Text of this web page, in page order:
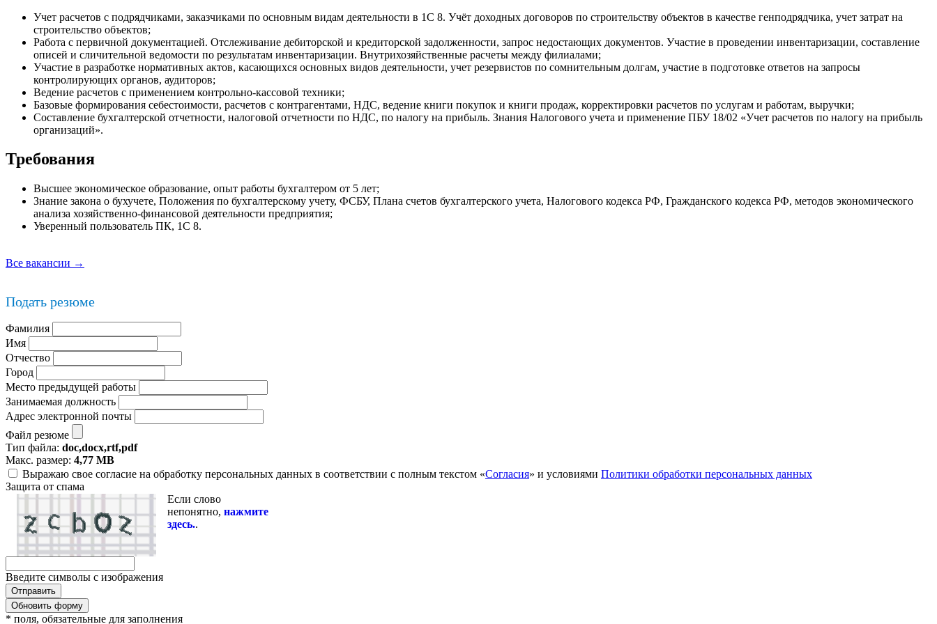
Учет расчетов с подрядчиками, заказчиками по основным видам деятельности в 1С 8. Учёт доходных договоров по строительству объектов в качестве генподрядчика, учет затрат на
строительство объектов;
Работа с первичной документацией. Отслеживание дебиторской и кредиторской задолженности, запрос недостающих документов. Участие в проведении инвентаризации, составление
описей и сличительной ведомости по результатам инвентаризации. Внутрихозяйственные расчеты между филиалами;
Участие в разработке нормативных актов, касающихся основных видов деятельности, учет резервистов по сомнительным долгам, участие в подготовке ответов на запросы
контролирующих органов, аудиторов;
Ведение расчетов с применением контрольно-кассовой техники;
Базовые формирования себестоимости, расчетов с контрагентами, НДС, ведение книги покупок и книги продаж, корректировки расчетов по услугам и работам, выручки;
Составление бухгалтерской отчетности, налоговой отчетности по НДС, по налогу на прибыль. Знания Налогового учета и применение ПБУ 18/02 «Учет расчетов по налогу на прибыль
организаций».
Требования
Высшее экономическое образование, опыт работы бухгалтером от 5 лет;
Знание закона о бухучете, Положения по бухгалтерскому учету, ФСБУ, Плана счетов бухгалтерского учета, Налогового кодекса РФ, Гражданского кодекса РФ, методов экономического
анализа хозяйственно-финансовой деятельности предприятия;
Уверенный пользователь ПК, 1С 8.
Все вакансии →
Подать резюме
Фамилия
Имя
Отчество
Город
Место предыдущей работы
Занимаемая должность
Адрес электронной почты
Файл резюме
Тип файла: doc,docx,rtf,pdf
Макс. размер: 4,77 MB
Выражаю свое согласие на обработку персональных данных в соответствии с полным текстом «Согласия» и условиями Политики обработки персональных данных
Защита от спама
Если слово
непонятно, нажмите
здесь..
Введите символы с изображения
Обновить форму
* поля, обязательные для заполнения